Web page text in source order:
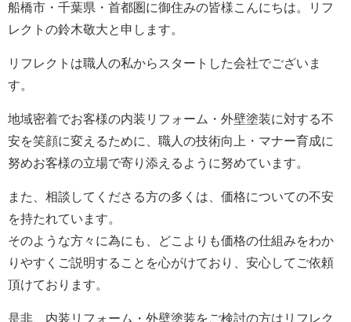
船橋市・千葉県・首都圏に御住みの皆様こんにちは。
リフ
レクト の鈴木敬大と申します。
リフレクト は職人の私からスタートした会社でございま
す。
地域密着でお客様の内装リフォーム・外壁塗装に対する不
安を笑顔に変えるために、職人の技術向上・マナー育成に
努めお客様の立場で寄り添えるように努めています。
また、相談してくださる方の多くは、価格についての不安
を持たれています。
そのような方々に為にも、どこよりも価格の仕組みをわか
りやすくご説明することを心がけており、安心してご依頼
頂けております。
是非、内装リフォーム・外壁塗装をご検討の方は リフレク